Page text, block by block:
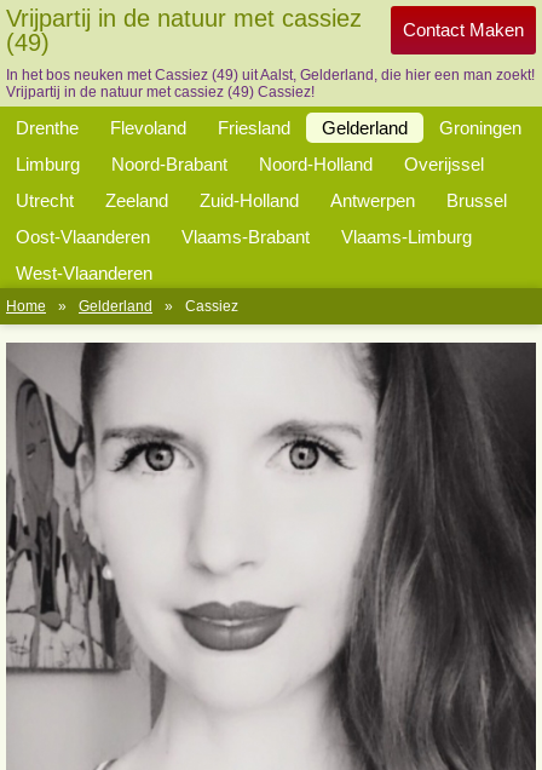
Contact Maken
Vrijpartij in de natuur met cassiez
(49)
In het bos neuken met Cassiez (49) uit Aalst, Gelderland, die hier een man zoekt!
Vrijpartij in de natuur met cassiez (49) Cassiez!
Drenthe Flevoland Friesland Gelderland
Groningen
Limburg
Noord-Brabant Noord-Holland
Overijssel
Utrecht
Zeeland Zuid-Holland Antwerpen
Brussel
Oost-Vlaanderen
Vlaams-Brabant
Vlaams-Limburg
West-Vlaanderen
Home » Gelderland » Cassiez